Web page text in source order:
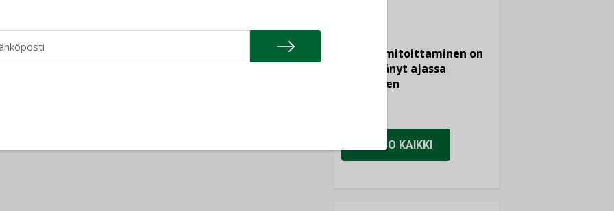
viemärimitoittaminen on
jämähtänyt ajassa
paikalleen
KATSO KAIKKI